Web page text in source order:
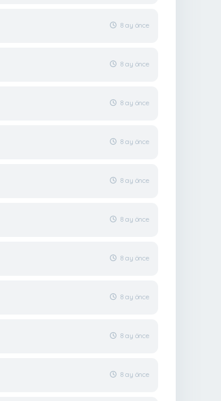
8 ay önce
8 ay önce
8 ay önce
8 ay önce
8 ay önce
8 ay önce
8 ay önce
8 ay önce
8 ay önce
8 ay önce